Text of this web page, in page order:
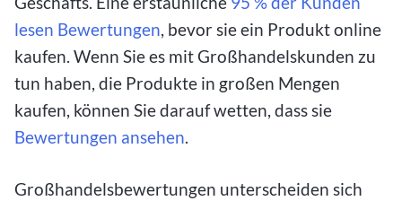
lesen Bewertungen, bevor sie ein Produkt online
kaufen. Wenn Sie es mit Großhandelskunden zu
tun haben, die Produkte in großen Mengen
kaufen, können Sie darauf wetten, dass sie
Bewertungen ansehen.
Großhandelsbewertungen unterscheiden sich